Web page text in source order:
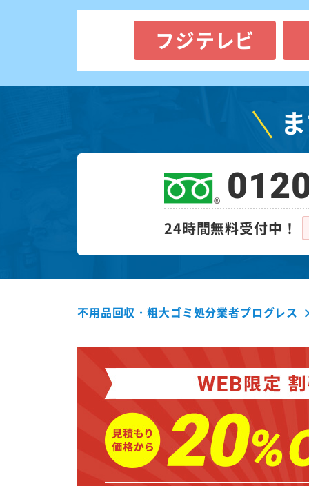
フジテレビ
24時間無料受付中！
不用品回収・粗大ゴミ処分業者プログレス